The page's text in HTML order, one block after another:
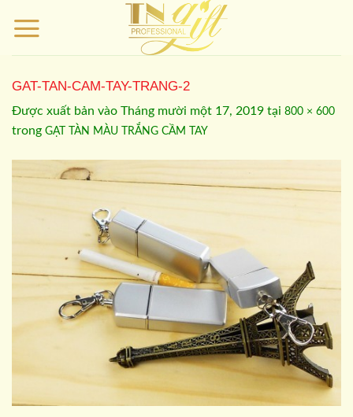
qua
GAT-TAN-CAM-TAY-TRANG-2
Được xuất bản vào Tháng mười một 17, 2019 tại 800 × 600
trong GẠT TÀN MÀU TRẮNG CẦM TAY